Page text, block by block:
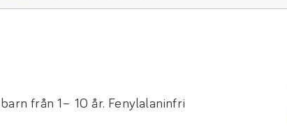
från 1– 10 år. Fenylalaninfri